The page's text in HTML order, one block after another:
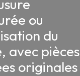
ou
du
avec pièces
originales